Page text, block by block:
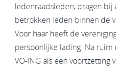
ledenraadsleden, dragen bij
betrokken leden binnen de
Voor haar heeft de
persoonlijke lading. Na
VO-ING als een voortzetting